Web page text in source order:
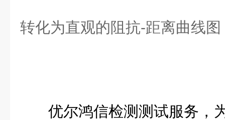
转化为直观的阻抗-距离曲线
优尔鸿信检测测试服务，